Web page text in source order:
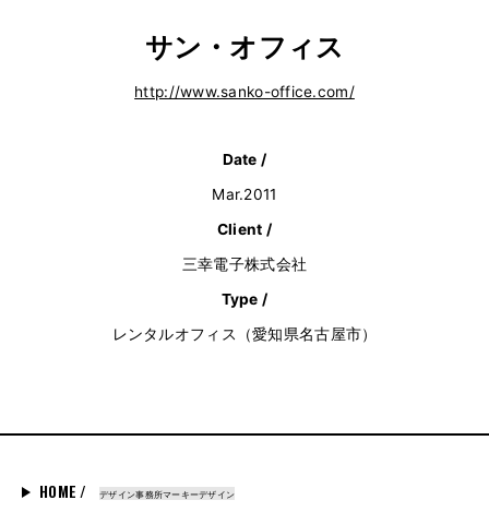
サン・オフィス
http://www.sanko-office.com/
Date /
Mar.2011
Client /
三幸電子株式会社
Type /
レンタルオフィス（愛知県名古屋市）
HOME / デザイン事務所マーキーデザイン